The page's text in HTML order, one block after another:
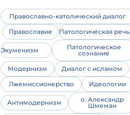
Православно-католический диалог
Православие
Патологическая речь
Экуменизм
Патологическое
сознание
Модернизм
Диалог с исламом
Лжемиссионерство
Идеологии
Антимодернизм
о. Александр
Шмеман